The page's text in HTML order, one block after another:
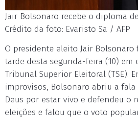
Jair Bolsonaro recebe o diploma
Crédito da foto: Evaristo Sa / AFP
O presidente eleito Jair
tarde desta segunda-feira (10) em
Tribunal Superior Eleitoral (TSE).
improvisos, Bolsonaro abriu a fala
Deus por estar vivo e defendeu o
eleições e falou que o voto